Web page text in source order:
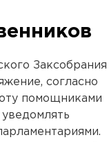
Заксобрания
согласно
помощниками